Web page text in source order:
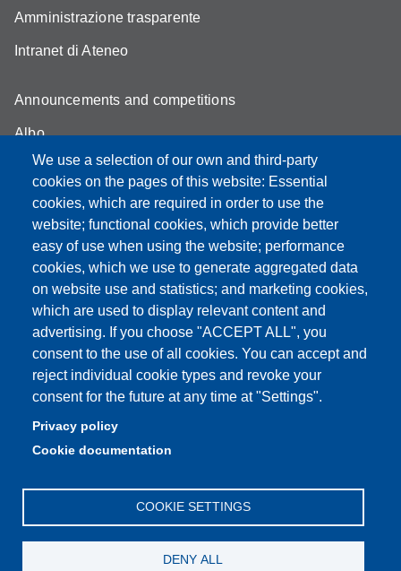
We use a selection of our own and third-party
cookies on the pages of this website: Essential
cookies, which are required in order to use the
website; functional cookies, which provide better
easy of use when using the website; performance
cookies, which we use to generate aggregated data
on website use and statistics; and marketing cookies,
which are used to display relevant content and
advertising. If you choose "ACCEPT ALL", you
consent to the use of all cookies. You can accept and
reject individual cookie types and revoke your
consent for the future at any time at "Settings".
Privacy policy
Cookie documentation
COOKIE SETTINGS
DENY ALL
Amministrazione trasparente
Intranet di Ateneo
Announcements and competitions
Albo
Online teaching mode
Student secretariat
Quality Assurance
Partita IVA: 00427620364
Dipartimento di Educazione e Scienze Umane
Sede: Viale Timavo 93 - 42121 Reggio nell'Emilia
Area Didattica: didattica.desu@unimore.it
Segreteria: segreteria.educazione@unimore.it
Telefono: 0522/523611 (portineria)